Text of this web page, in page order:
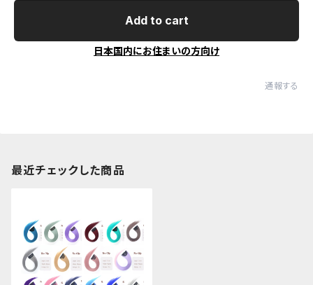
Add to cart
日本国内にお住まいの方向け
通報する
最近チェックした商品